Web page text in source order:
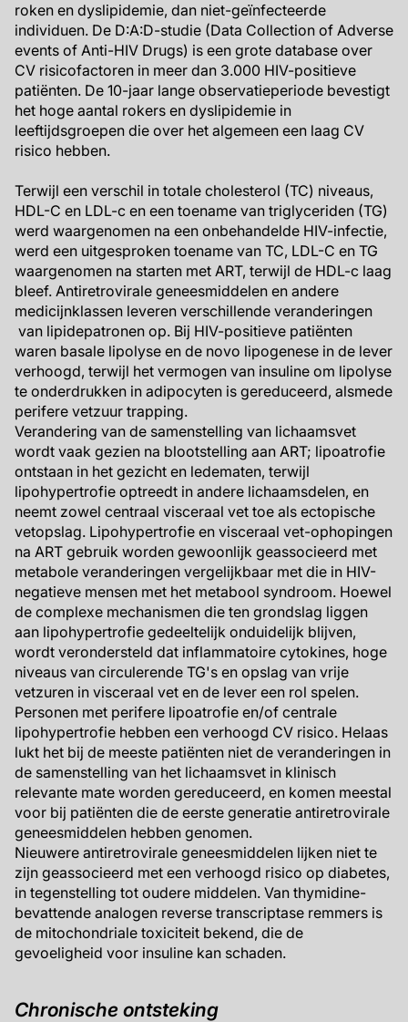
roken en dyslipidemie, dan niet-geïnfecteerde
individuen. De D:A:D-studie (Data Collection of Adverse
events of Anti-HIV Drugs) is een grote database over
CV risicofactoren in meer dan 3.000 HIV-positieve
patiënten. De 10-jaar lange observatieperiode bevestigt
het hoge aantal rokers en dyslipidemie in
leeftijdsgroepen die over het algemeen een laag CV
risico hebben.
Terwijl een verschil in totale cholesterol (TC) niveaus,
HDL-C en LDL-c en een toename van triglyceriden (TG)
werd waargenomen na een onbehandelde HIV-infectie,
werd een uitgesproken toename van TC, LDL-C en TG
waargenomen na starten met ART, terwijl de HDL-c laag
bleef. Antiretrovirale geneesmiddelen en andere
medicijnklassen leveren verschillende veranderingen
van lipidepatronen op. Bij HIV-positieve patiënten
waren basale lipolyse en de novo lipogenese in de lever
verhoogd, terwijl het vermogen van insuline om lipolyse
te onderdrukken in adipocyten is gereduceerd, alsmede
perifere vetzuur trapping.
Verandering van de samenstelling van lichaamsvet
wordt vaak gezien na blootstelling aan ART; lipoatrofie
ontstaan ​​in het gezicht en ledematen, terwijl
lipohypertrofie optreedt in andere lichaamsdelen, en
neemt zowel centraal visceraal vet toe als ectopische
vetopslag. Lipohypertrofie en visceraal vet-ophopingen
na ART gebruik worden gewoonlijk geassocieerd met
metabole veranderingen vergelijkbaar met die in HIV-
negatieve mensen met het metabool syndroom. Hoewel
de complexe mechanismen die ten grondslag liggen
aan lipohypertrofie gedeeltelijk onduidelijk blijven,
wordt verondersteld dat inflammatoire cytokines, hoge
niveaus van circulerende TG's en opslag van vrije
vetzuren in visceraal vet en de lever een ​​rol spelen.
Personen met perifere lipoatrofie en/of centrale
lipohypertrofie hebben een verhoogd CV risico. Helaas
lukt het bij de meeste patiënten niet de veranderingen in
de samenstelling van het lichaamsvet in klinisch
relevante mate worden gereduceerd, en komen meestal
voor bij patiënten die de eerste generatie antiretrovirale
geneesmiddelen hebben genomen.
Nieuwere antiretrovirale geneesmiddelen lijken niet te
zijn geassocieerd met een verhoogd risico op diabetes,
in tegenstelling tot oudere middelen. Van thymidine-
bevattende analogen reverse transcriptase remmers is
de mitochondriale toxiciteit bekend, die de
gevoeligheid voor insuline kan schaden.
Chronische ontsteking